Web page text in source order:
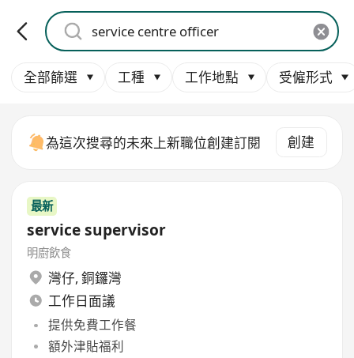
全部篩選 工種 工作地點 受僱形式
為這次搜尋的未來上新職位創建訂閱 創建
最新
service supervisor
明廚飲食
灣仔, 銅鑼灣
工作日面議
提供免費工作餐
額外津貼福利